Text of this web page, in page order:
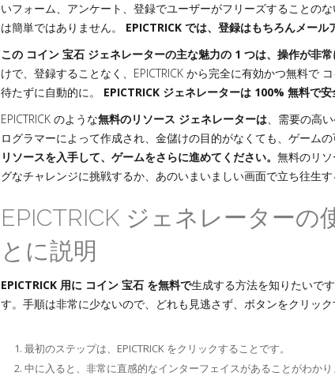
いフォーム、アンケート、登録でユーザーがフリーズすることの
は簡単ではありません。 EPICTRICK では、登録はもちろんメール
この コイン 宝石 ジェネレーターの主な魅力の 1 つは、操作が非常
けで、登録することなく、EPICTRICK から完全に有効かつ無料で
待たずに自動的に。 EPICTRICK ジェネレーターは 100% 無料で
EPICTRICK のような無料のリソース ジェネレーターは、需要の高
ログラマーによって作成され、金儲けの目的がなくても、ゲーム
リソースを入手して、ゲームをさらに進めてください。 無料のリ
グなチャレンジに挑戦するか、あのいまいましい画面で立ち往生す
EPICTRICK ジェネレーター
とに説明
EPICTRICK 用に コイン 宝石 を無料で生成する方法を知りたいで
す。手順は非常に少ないので、どれも見逃さず、ボタンをクリッ
最初のステップは、EPICTRICK をクリックすることです。
中に入ると、非常に直感的なインターフェイスがあることがわか